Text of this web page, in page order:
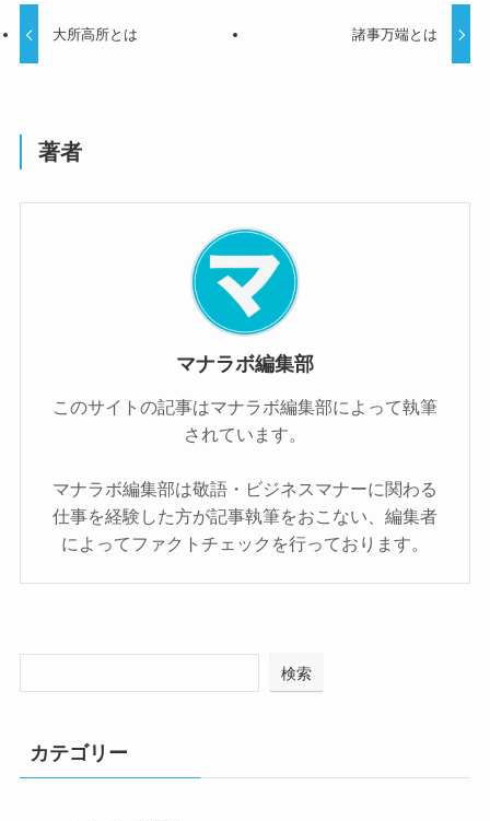
大所高所とは 諸事万端とは
著者
マナラボ編集部
このサイトの記事はマナラボ編集部によって執筆
されています。
マナラボ編集部は敬語・ビジネスマナーに関わる
仕事を経験した方が記事執筆をおこない、編集者
によってファクトチェックを行っております。
検索
カテゴリー